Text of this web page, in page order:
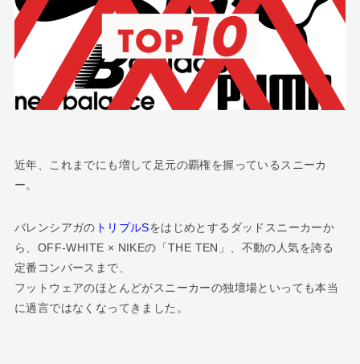
近年、これまでにも増して足元の覇権を握っているスニーカ
ー。
バレンシアガの トリプルSをはじめとするダッドスニーカーか
ら、OFF-WHITE × NIKEの「THE TEN」、不動の人気を誇る
定番コンバースまで、
フットウェアのほとんどがスニーカーの独壇場といっても本当
に過言ではなくなってきました。